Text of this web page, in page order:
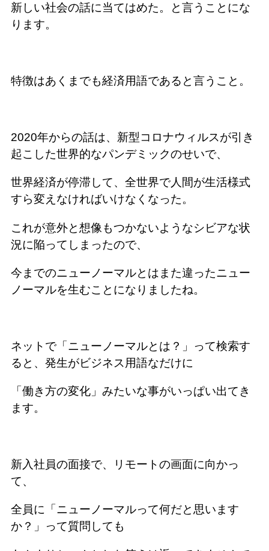
新しい社会の話に当てはめた。と言うことにな
ります。
特徴はあくまでも経済用語であると言うこと。
2020年からの話は、新型コロナウィルスが引き
起こした世界的なパンデミックのせいで、
世界経済が停滞して、全世界で人間が生活様式
すら変えなければいけなくなった。
これが意外と想像もつかないようなシビアな状
況に陥ってしまったので、
今までのニューノーマルとはまた違ったニュー
ノーマルを生むことになりましたね。
ネットで「ニューノーマルとは？」って検索す
ると、発生がビジネス用語なだけに
「働き方の変化」みたいな事がいっぱい出てき
ます。
新入社員の面接で、リモートの画面に向かっ
て、
全員に「ニューノーマルって何だと思います
か？」って質問しても